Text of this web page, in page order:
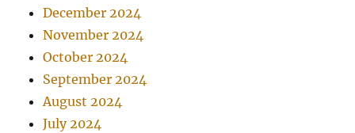
December 2024
November 2024
October 2024
September 2024
August 2024
July 2024